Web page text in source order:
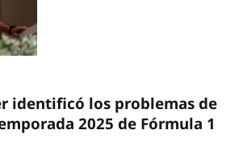
identificó los problemas de
2025 de Fórmula 1